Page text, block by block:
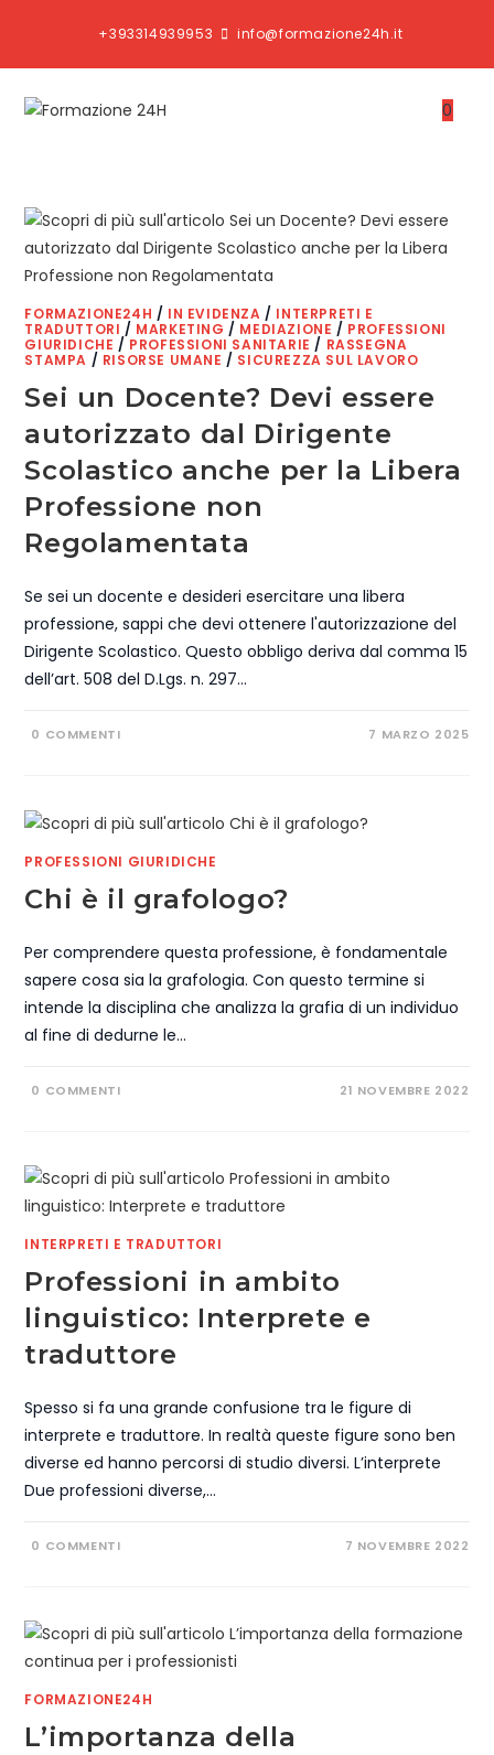
+393314939953 info@formazione24h.it
0
FORMAZIONE24H / IN EVIDENZA / INTERPRETI E
TRADUTTORI / MARKETING / MEDIAZIONE / PROFESSIONI
GIURIDICHE / PROFESSIONI SANITARIE / RASSEGNA
STAMPA / RISORSE UMANE / SICUREZZA SUL LAVORO
Sei un Docente? Devi essere
autorizzato dal Dirigente
Scolastico anche per la Libera
Professione non
Regolamentata
Se sei un docente e desideri esercitare una libera
professione, sappi che devi ottenere l'autorizzazione del
Dirigente Scolastico. Questo obbligo deriva dal comma 15
dell’art. 508 del D.Lgs. n. 297…
0 COMMENTI 7 MARZO 2025
PROFESSIONI GIURIDICHE
Chi è il grafologo?
Per comprendere questa professione, è fondamentale
sapere cosa sia la grafologia. Con questo termine si
intende la disciplina che analizza la grafia di un individuo
al fine di dedurne le…
0 COMMENTI 21 NOVEMBRE 2022
INTERPRETI E TRADUTTORI
Professioni in ambito
linguistico: Interprete e
traduttore
Spesso si fa una grande confusione tra le figure di
interprete e traduttore. In realtà queste figure sono ben
diverse ed hanno percorsi di studio diversi. L’interprete
Due professioni diverse,…
0 COMMENTI 7 NOVEMBRE 2022
FORMAZIONE24H
L’importanza della